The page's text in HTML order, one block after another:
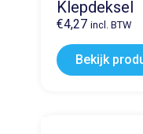
Klepdeksel
€4,27 incl. BTW
Bekijk